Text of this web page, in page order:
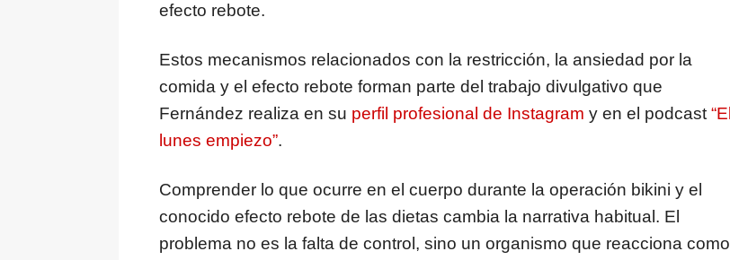
efecto rebote.
Estos mecanismos relacionados con la restricción, la ansiedad por la
comida y el efecto rebote forman parte del trabajo divulgativo que
Fernández realiza en su perfil profesional de Instagram y en el podcast“El
lunes empiezo”.
Comprender lo que ocurre en el cuerpo durante la operación bikini y el
conocido efecto rebote de las dietas cambia la narrativa habitual. El
problema no es la falta de control, sino un organismo que reacciona como